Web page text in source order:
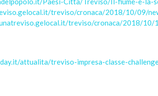
treviso/cronaca/2018/10/09/
treviso/cronaca/2018/10/
attualita/treviso-impresa-classe-